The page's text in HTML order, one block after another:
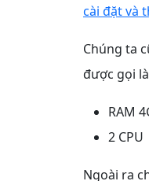
cài đặt và
Chúng ta
được gọi
RAM
2 CPU
Ngoài ra